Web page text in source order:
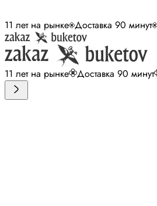
11 лет на рынке Доставка 90 минут
11 лет на рынке Доставка 90 минут